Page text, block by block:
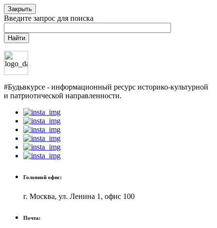
Закрыть
Введите запрос для поиска
Найти
#Будьвкурсе - информационный ресурс историко-культурной
и патриотической направленности.
Головной офис:
г. Москва, ул. Ленина 1, офис 100
Почта: